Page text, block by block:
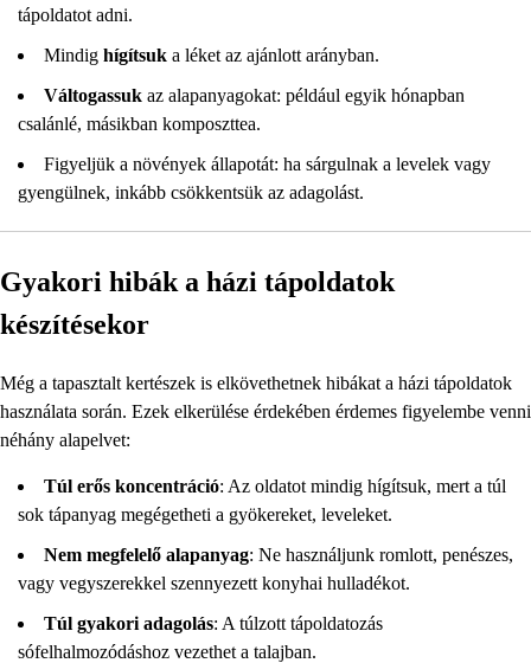
tápoldatot adni.
Mindig hígítsuk a léket az ajánlott arányban.
Váltogassuk az alapanyagokat: például egyik hónapban
csalánlé, másikban komposzttea.
Figyeljük a növények állapotát: ha sárgulnak a levelek vagy
gyengülnek, inkább csökkentsük az adagolást.
Gyakori hibák a házi tápoldatok
készítésekor
Még a tapasztalt kertészek is elkövethetnek hibákat a házi tápoldatok
használata során. Ezek elkerülése érdekében érdemes figyelembe venni
néhány alapelvet:
Túl erős koncentráció: Az oldatot mindig hígítsuk, mert a túl
sok tápanyag megégetheti a gyökereket, leveleket.
Nem megfelelő alapanyag: Ne használjunk romlott, penészes,
vagy vegyszerekkel szennyezett konyhai hulladékot.
Túl gyakori adagolás: A túlzott tápoldatozás
sófelhalmozódáshoz vezethet a talajban.